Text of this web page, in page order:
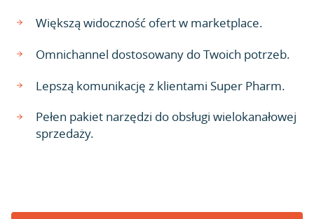
Większą widoczność ofert w marketplace.
Omnichannel dostosowany do Twoich potrzeb.
Lepszą komunikację z klientami Super Pharm.
Pełen pakiet narzędzi do obsługi wielokanałowej
sprzedaży.